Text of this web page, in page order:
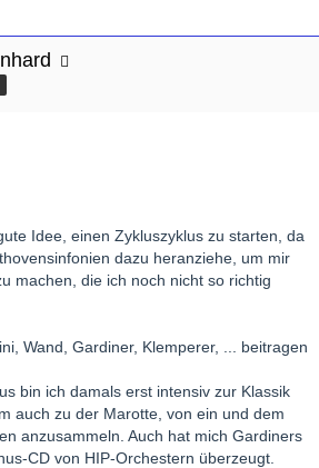
Idee, einen Zykluszyklus zu starten, da
dazu heranziehe, um mir
machen, die ich noch nicht so richtig
Wand, Gardiner, Klemperer, ... beitragen
bin ich damals erst intensiv zur Klassik
auch zu der Marotte, von ein und dem
anzusammeln. Auch hat mich Gardiners
CD von HIP-Orchestern überzeugt.